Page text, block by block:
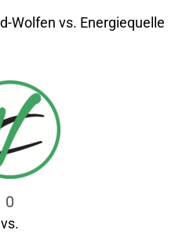
Wolfen vs. Energiequelle
0
vs.